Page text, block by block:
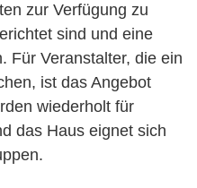
zur Verfügung zu
sind und eine
Für Veranstalter, die ein
ist das Angebot
wiederholt für
das Haus eignet sich